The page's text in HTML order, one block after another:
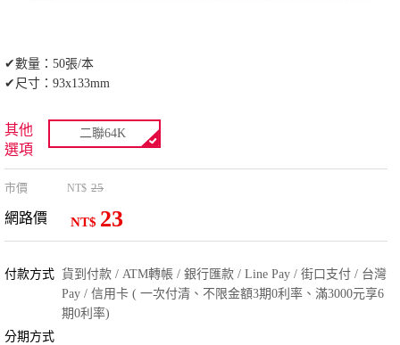
✔數量：50張/本
✔尺寸：93x133mm
其他
選項
二聯64K
市價 NT$ 25
網路價 NT$ 23
付款方式 貨到付款 / ATM轉帳 / 銀行匯款 / Line Pay / 街口支付 / 台灣
Pay / 信用卡 ( 一次付清、不限金額3期0利率、滿3000元享6
期0利率)
分期方式